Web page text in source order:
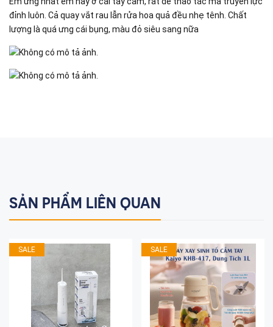
đỉnh luôn. Cả quay vắt rau lẫn rửa hoa quả đều nhẹ tênh. Chất
lượng là quá ưng cái bụng, màu đỏ siêu sang nữa
SẢN PHẨM LIÊN QUAN
SALE SALE